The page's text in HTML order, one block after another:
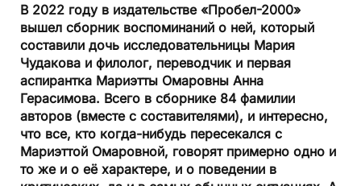
В 2022 году в издательстве «Пробел-2000»
вышел сборник воспоминаний о ней, который
составили дочь исследовательницы Мария
Чудакова и филолог, переводчик и первая
аспирантка Мариэтты Омаровны Анна
Герасимова. Всего в сборнике 84 фамилии
авторов (вместе с составителями), и интересно,
что все, кто когда-нибудь пересекался с
Мариэттой Омаровной, говорят примерно одно и
то же и о её характере, и о поведении в